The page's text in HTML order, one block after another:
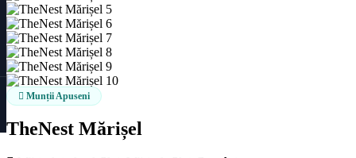
Munții Apuseni
TheNest Mărișel